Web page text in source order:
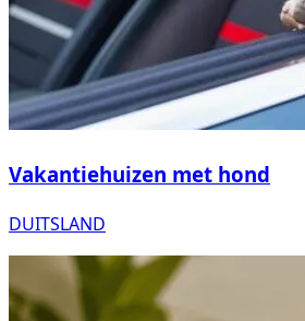
Vakantiehuizen met hond
DUITSLAND